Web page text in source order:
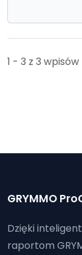
1 - 3 z 3 wpisów
GRYMMO
Dzięki
raportom